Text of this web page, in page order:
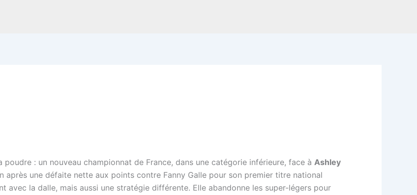
: un nouveau championnat de France, dans une catégorie inférieure, face à Ashley
après une défaite nette aux points contre Fanny Galle pour son premier titre national
avec la dalle, mais aussi une stratégie différente. Elle abandonne les super-légers pour